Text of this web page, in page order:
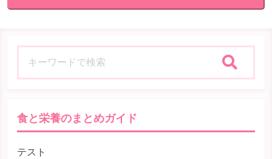
食と栄養のまとめガイド
テスト